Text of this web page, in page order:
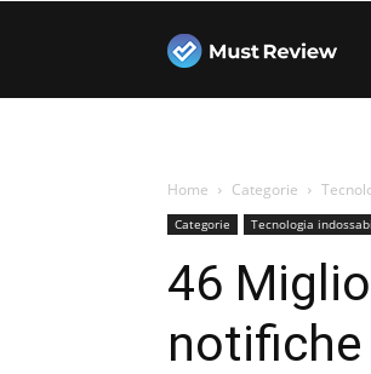
Must
Home Categorie
Categorie Tecnologia
46